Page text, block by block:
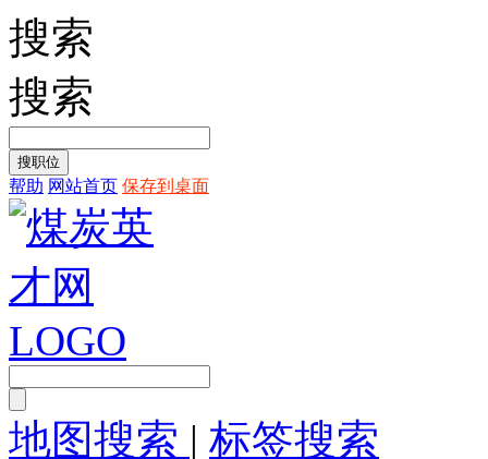
搜索
搜索
帮助 网站首页 保存到桌面
地图搜索 | 标签搜索